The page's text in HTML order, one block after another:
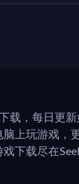
载，每日更
上玩游戏，
下载尽在